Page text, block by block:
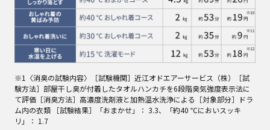
※1〈消臭の試験内容〉［試験機関］近江オドエアーサービス（株）［試
験方法］部屋干し臭が付着したタオルハンカチを6段階臭気強度表示法に
て評価［消臭方法］高濃度洗剤液と加熱温水洗浄による［対象部分］ドラ
ム内の衣類 ［試験結果］「おまかせ」： 3.3、「約40 ℃においスッキ
リ」： 1.7